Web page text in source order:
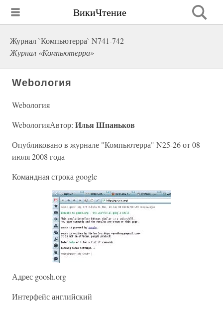
ВикиЧтение
Журнал `Компьютерра` N741-742
Журнал «Компьютерра»
Webология
Webология
WebологияАвтор: Илья Шпаньков
Опубликовано в журнале "Компьютерра" N25-26 от 08
июля 2008 года
Командная строка google
Адрес goosh.org
Интерфейс английский